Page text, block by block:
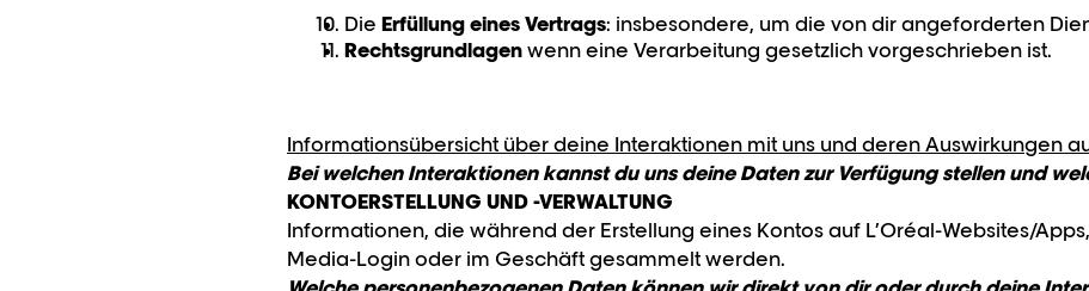
Die Erfüllung eines Vertrags: insbesondere, um die von dir angeforderten
Rechtsgrundlagen wenn eine Verarbeitung gesetzlich vorgeschrieben ist.
Informationsübersicht über deine Interaktionen mit uns und deren Auswirkungen
Bei welchen Interaktionen kannst du uns deine Daten zur Verfügung stellen und
KONTOERSTELLUNG UND -VERWALTUNG
Informationen, die während der Erstellung eines Kontos auf L’Oréal-Websites/
Media-Login oder im Geschäft gesammelt werden.